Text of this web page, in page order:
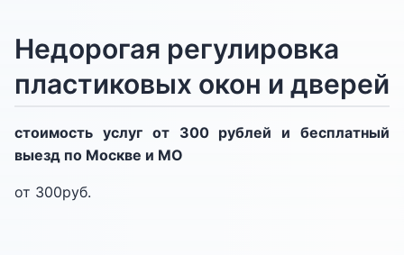
Недорогая регулировка
пластиковых окон и дверей
стоимость услуг от 300 рублей и бесплатный
выезд по Москве и МО
от 300pуб.